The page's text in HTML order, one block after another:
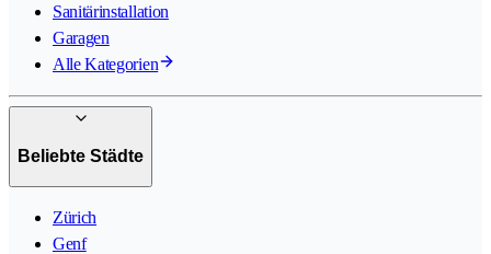
Sanitärinstallation
Garagen
Alle Kategorien
Beliebte Städte
Zürich
Genf